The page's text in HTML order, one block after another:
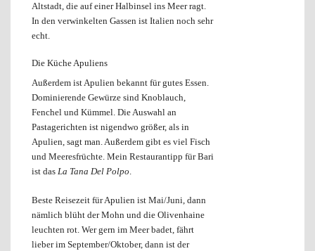
Altstadt, die auf einer Halbinsel ins Meer ragt.
In den verwinkelten Gassen ist Italien noch sehr
echt.
Die Küche Apuliens
Außerdem ist Apulien bekannt für gutes Essen.
Dominierende Gewürze sind Knoblauch,
Fenchel und Kümmel. Die Auswahl an
Pastagerichten ist nigendwo größer, als in
Apulien, sagt man. Außerdem gibt es viel Fisch
und Meeresfrüchte. Mein Restaurantipp für Bari
ist das La Tana Del Polpo.
Beste Reisezeit für Apulien ist Mai/Juni, dann
nämlich blüht der Mohn und die Olivenhaine
leuchten rot. Wer gern im Meer badet, fährt
lieber im September/Oktober, dann ist der